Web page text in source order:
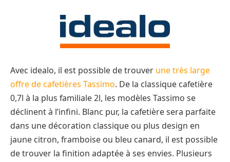
Avec idealo, il est possible de trouver une très large
offre de cafetières Tassimo. De la classique cafetière
0,7l à la plus familiale 2l, les modèles Tassimo se
déclinent à l’infini. Blanc pur, la cafetière sera parfaite
dans une décoration classique ou plus design en
jaune citron, framboise ou bleu canard, il est possible
de trouver la finition adaptée à ses envies. Plusieurs